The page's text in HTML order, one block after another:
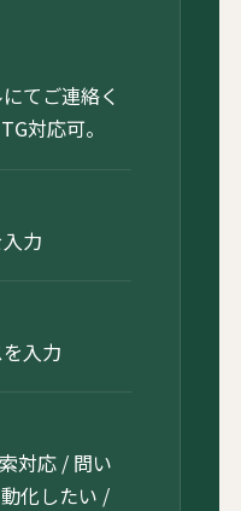
てご連絡く
対応可。
力
入力
対応 / 問い
化したい /